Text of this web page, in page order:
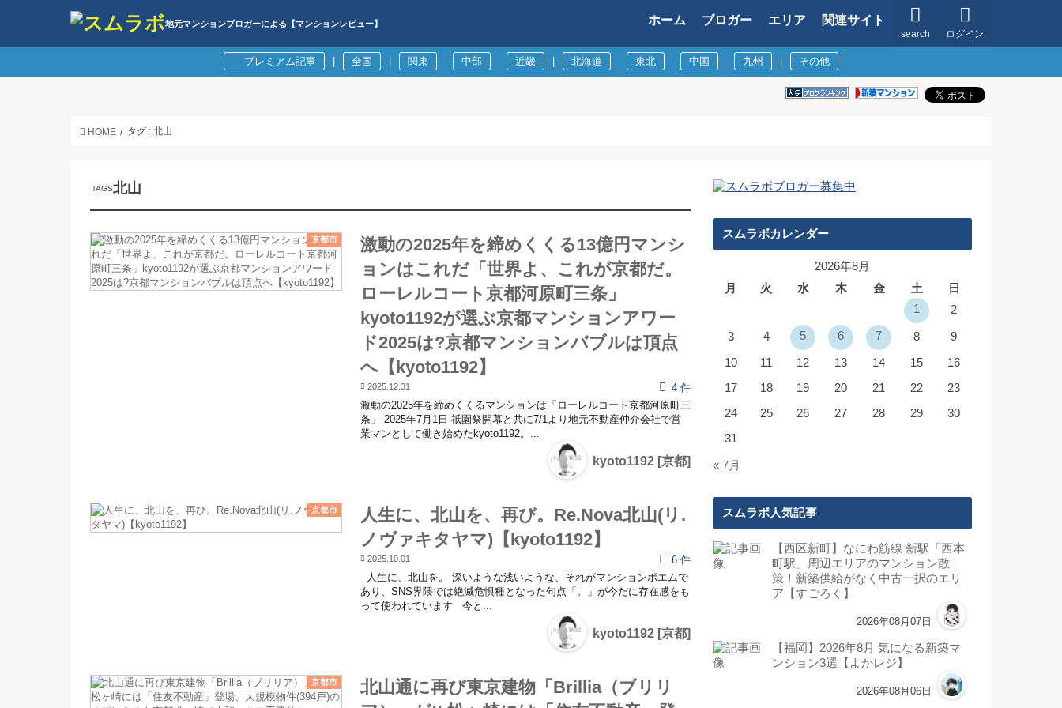
地元マンションブロガーによる【マンションレビュー】
ログイン
search
ホーム ブロガー エリア 関連サイト
プレミアム記事 全国 関東 中部 近畿 北海道 東北 中国 九州 その他
HOME タグ : 北山
北山
京都市
激動の2025年を締めくくる13億円マンシ
ョンはこれだ「世界よ、これが京都だ。
ローレルコート京都河原町三条」
kyoto1192が選ぶ京都マンションアワー
ド2025は?京都マンションバブルは頂点
へ【kyoto1192】
2025.12.31
4 件
激動の2025年を締めくくるマンションは「ローレルコート京都河原町三
条」 2025年7月1日 祇園祭開幕と共に7/1より地元不動産仲介会社で営
業マンとして働き始めたkyoto1192。...
kyoto1192 [京都]
京都市
人生に、北山を、再び。Re.Nova北山(リ.
ノヴァキタヤマ)【kyoto1192】
2025.10.01
6 件
人生に、北山を。 深いような浅いような、それがマンションポエムで
あり、SNS界隈では絶滅危惧種となった句点「。」が今だに存在感をも
って使われています 今と...
kyoto1192 [京都]
京都市
北山通に再び東京建物「Brillia（ブリリ
スムラボカレンダー
2026年8月
月
火 水 木 金 土
日
1
2
3 4 5 6 7 8 9
10 11 12 13 14 15
16
17
18 19 20 21 22
23
24
25 26 27 28 29
30
31
« 7月
スムラボ人気記事
【西区新町】なにわ筋線 新駅「西本
町駅」周辺エリアのマンション散
策！新築供給がなく中古一択のエリ
ア【すごろく】
2026年08月07日
【福岡】2026年8月 気になる新築マ
ンション3選【よかレジ】
2026年08月06日